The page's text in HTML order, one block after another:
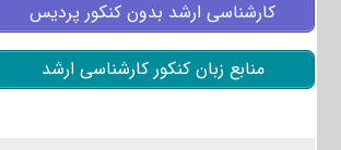
کارشناسی ارشد بدون کنکور پردیس
منابع زبان کنکور کارشناسی ارشد